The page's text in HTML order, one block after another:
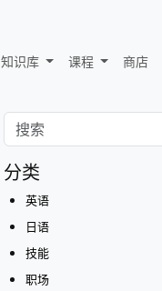
知识库 课程 商店
分类
英语
日语
技能
职场